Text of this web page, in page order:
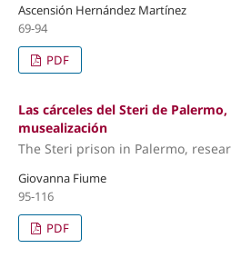
Ascensión Hernández Martínez
69-94
PDF
Las cárceles del Steri de
musealización
The Steri prison in Palermo,
Giovanna Fiume
95-116
PDF